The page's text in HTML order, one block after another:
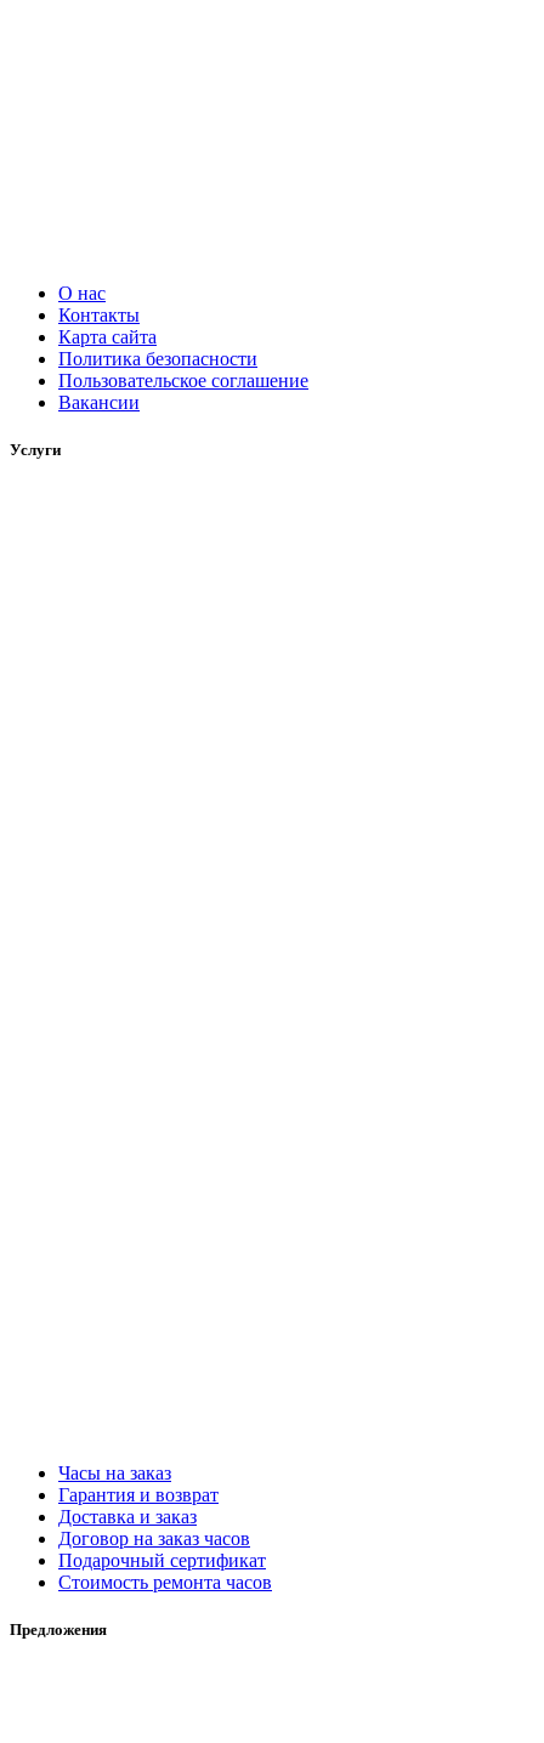
О нас
Контакты
Карта сайта
Политика безопасности
Пользовательское соглашение
Вакансии
Услуги
Часы на заказ
Гарантия и возврат
Доставка и заказ
Договор на заказ часов
Подарочный сертификат
Стоимость ремонта часов
Предложения